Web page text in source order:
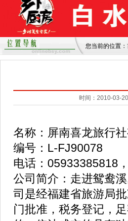
您当前的位置：
时间：2010-03-
名称：屏南喜龙旅行
编号：L-FJ90078
电话：05933385818
公司简介：走进鸳鸯
司是经福建省旅游局
门批准，税务登记，